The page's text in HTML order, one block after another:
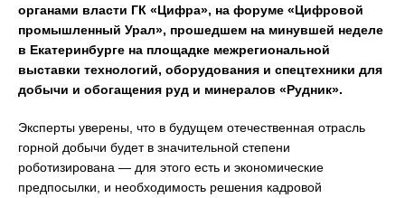
органами власти ГК «Цифра», на форуме «Цифровой
промышленный Урал», прошедшем на минувшей неделе
в Екатеринбурге на площадке межрегиональной
выставки технологий, оборудования и спецтехники для
добычи и обогащения руд и минералов «Рудник».
Эксперты уверены, что в будущем отечественная отрасль
горной добычи будет в значительной степени
роботизирована — для этого есть и экономические
предпосылки, и необходимость решения кадровой